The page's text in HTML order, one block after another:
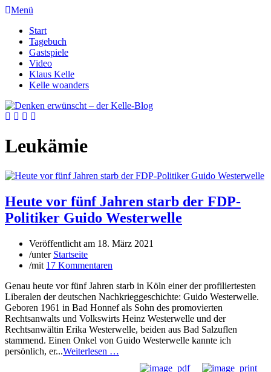
Menü
Start
Tagebuch
Gastspiele
Video
Klaus Kelle
Kelle woanders
Leukämie
Heute vor fünf Jahren starb der FDP-
Politiker Guido Westerwelle
Veröffentlicht am 18. März 2021
/unter Startseite
/mit 17 Kommentaren
Genau heute vor fünf Jahren starb in Köln einer der profiliertesten
Liberalen der deutschen Nachkrieggeschichte: Guido Westerwelle.
Geboren 1961 in Bad Honnef als Sohn des promovierten
Rechtsanwalts und Volkswirts Heinz Westerwelle und der
Rechtsanwältin Erika Westerwelle, beiden aus Bad Salzuflen
stammend. Einen Onkel von Guido Westerwelle kannte ich
persönlich, er...Weiterlesen …